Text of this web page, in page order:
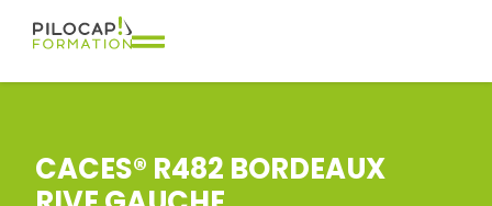
CACES® R482 BORDEAUX